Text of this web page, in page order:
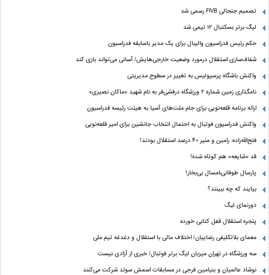
تصمیم جنجالی FIVB رسمی شد
لیگ برتر بسکتبال ۱۲ تیمی شد
حکم رئیس فدراسیون والیبال برای یک مدیر باسابقه فدراسیون
شفاف‌سازی استقلال درمورد وضعیت خارجی‌هایش/ آسانی می‌تواند بازی کند
واکنش باشگاه پرسپولیس به تغییر در سطوح مدیریتی
نامگذاری زمین شماره ۲ ورزشگاه درفشی‌فر به نام شهید «ماکان نصیری»
ارائه برنامه‌ قلعه‌نویی برای جام ملت‌های آسیا به هیئت رئیسه فدراسیون
واکنش فدراسیون فوتبال به احتمال انتخاب جانشین برای امیر قلعه‌نویی
فتح‌الله‌زاده: رامین و منیر 40 درصد استقلال بودند!
قد «شایعه» هم کوتاه شده!
پارسال طوفانی،امسال بی‌بخار!
بیایند که چه ببینند؟
دورنمای لیگ
پنجره‌ استقلال قفل کتابی خورده
معمای بلاتکلیفی رضاییان/ اختلاف مالی با استقلال و دغدغه تیم ملی
سه ورزشگاه در تهران میزبان لیگ برتر فوتبال/ خبری از آزادی نیست
نوشاد عالمیان و بنیامین فرجی در مسابقات اسمش سوئد شرکت می‌کنند